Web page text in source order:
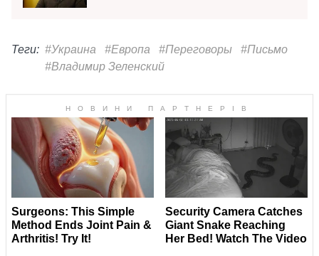
Теги: #Украина #Европа #Переговоры
#Письмо
#Владимир Зеленский